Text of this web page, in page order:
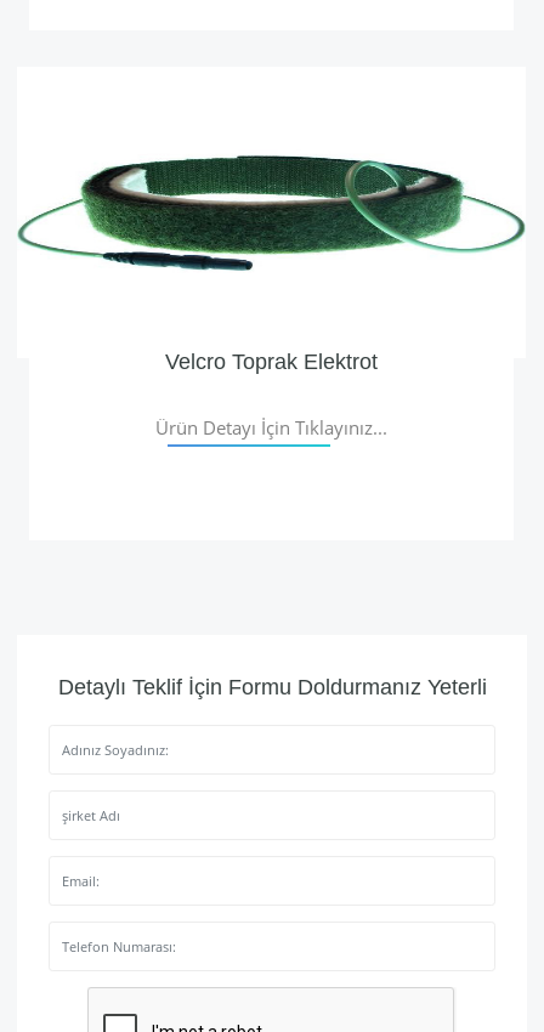
Velcro Toprak Elektrot
Ürün Detayı İçin Tıklayınız...
Detaylı Teklif İçin Formu Doldurmanız Yeterli